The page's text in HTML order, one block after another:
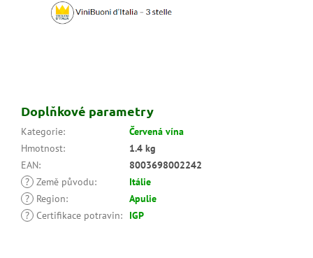
Doplňkové parametry
Kategorie:
Červená vína
Hmotnost:
1.4 kg
EAN:
8003698002242
? Země původu:
Itálie
?
Region:
Apulie
? Certifikace potravin: IGP